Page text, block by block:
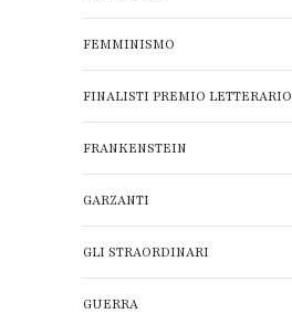
FEMMINISMO
FINALISTI PREMIO LETTERARIO
FRANKENSTEIN
GARZANTI
GLI STRAORDINARI
GUERRA